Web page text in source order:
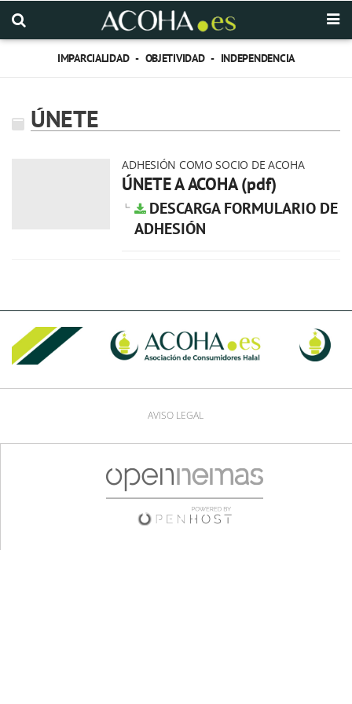
IMPARCIALIDAD - OBJETIVIDAD - INDEPENDENCIA
ÚNETE
ADHESIÓN COMO SOCIO DE ACOHA
ÚNETE A ACOHA (pdf)
DESCARGA FORMULARIO DE
ADHESIÓN
AVISO LEGAL